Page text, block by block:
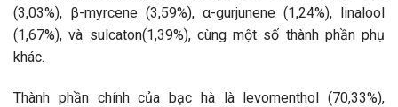
(3,03%), β-myrcene (3,59%), α-gurjunene (1,24%), linalool
(1,67%), và sulcaton(1,39%), cùng một số thành phần phụ
khác.
Thành phần chính của bạc hà là levomenthol (70,33%),